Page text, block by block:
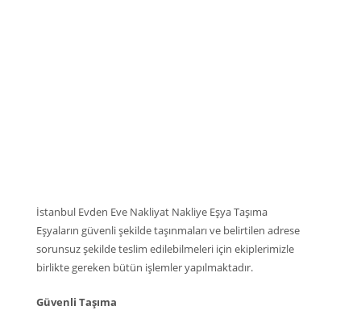
İstanbul Evden Eve Nakliyat Nakliye Eşya Taşıma
Eşyaların güvenli şekilde taşınmaları ve belirtilen adrese
sorunsuz şekilde teslim edilebilmeleri için ekiplerimizle
birlikte gereken bütün işlemler yapılmaktadır.
Güvenli Taşıma